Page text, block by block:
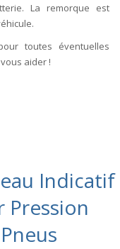
La remorque est
toutes éventuelles
aider !
Indicatif
Pression